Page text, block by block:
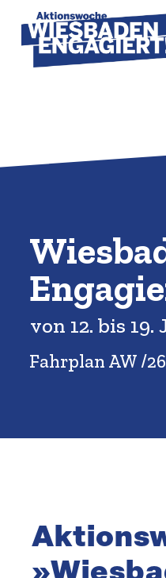
content
von 12. bis 19.
Fahrplan AW /26